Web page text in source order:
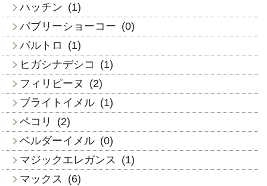
ハッチン (1)
バブリーショーコー (0)
バルトロ
(1)
ヒガシナデシコ
(1)
フィリピーヌ
(2)
ブライトイメル (1)
ペコリ
(2)
ベルダーイメル (0)
マジックエレガンス
(1)
マックス
(6)